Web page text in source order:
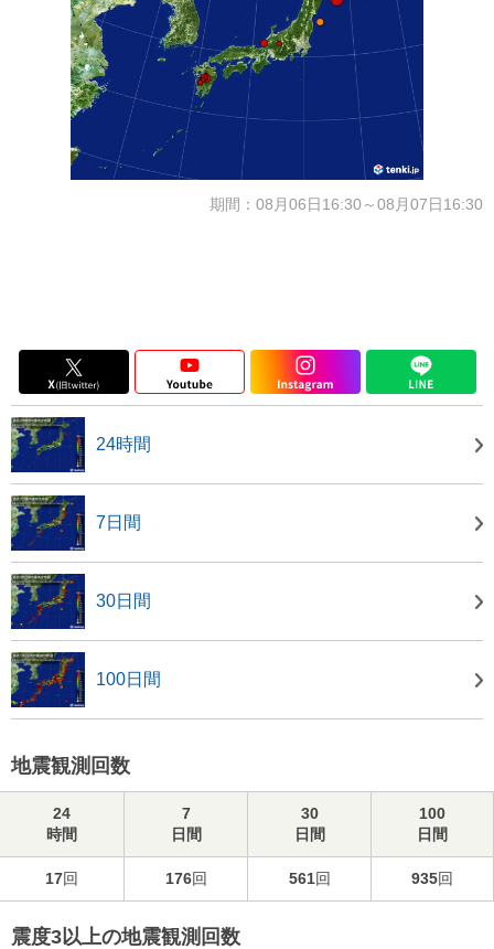
期間：08月06日16:30～08月07日16:30
24時間
7日間
30日間
100日間
地震観測回数
24
時間
7
日間
30
日間
100
日間
17回 176回 561回 935回
震度3以上の地震観測回数